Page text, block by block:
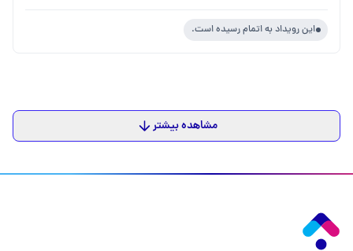
این رویداد به اتمام رسیده است.
مشاهده بیشتر